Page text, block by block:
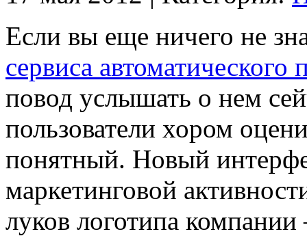
Если вы еще ничего не
сервиса автоматического
повод услышать о нем
пользователи хором
понятный. Новый
маркетинговой
луков логотипа